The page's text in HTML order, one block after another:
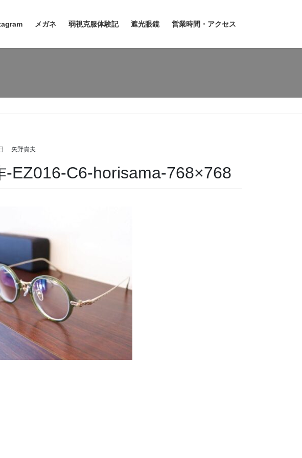
メガネ 弱視克服体験記 遮光眼鏡 営業時間・アクセス
矢野貴夫
-EZ016-C6-horisama-768×768